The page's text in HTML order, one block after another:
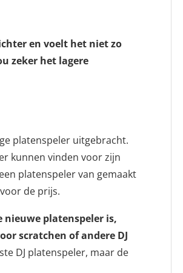
en voelt het niet zo
zeker het lagere
platenspeler uitgebracht.
kunnen vinden voor zijn
platenspeler van gemaakt
de prijs.
nieuwe platenspeler is,
scratchen of andere DJ
DJ platenspeler, maar de